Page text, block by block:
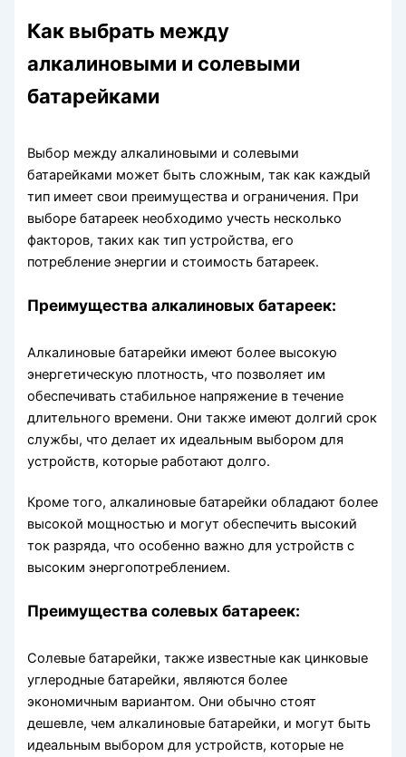
Как выбрать между
алкалиновыми и солевыми
батарейками
Выбор между алкалиновыми и солевыми
батарейками может быть сложным, так как каждый
тип имеет свои преимущества и ограничения. При
выборе батареек необходимо учесть несколько
факторов, таких как тип устройства, его
потребление энергии и стоимость батареек.
Преимущества алкалиновых батареек:
Алкалиновые батарейки имеют более высокую
энергетическую плотность, что позволяет им
обеспечивать стабильное напряжение в течение
длительного времени. Они также имеют долгий срок
службы, что делает их идеальным выбором для
устройств, которые работают долго.
Кроме того, алкалиновые батарейки обладают более
высокой мощностью и могут обеспечить высокий
ток разряда, что особенно важно для устройств с
высоким энергопотреблением.
Преимущества солевых батареек:
Солевые батарейки, также известные как цинковые
углеродные батарейки, являются более
экономичным вариантом. Они обычно стоят
дешевле, чем алкалиновые батарейки, и могут быть
идеальным выбором для устройств, которые не